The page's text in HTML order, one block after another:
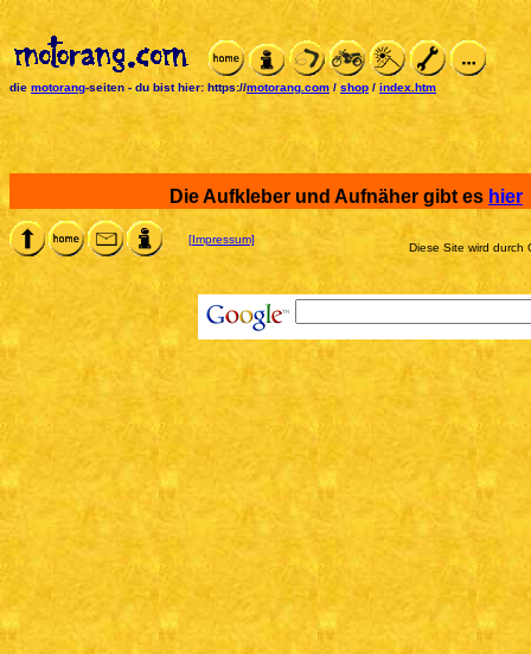
die motorang-seiten - du bist hier: https://motorang.com / shop / index.htm
Die Aufkleber und Aufnäher gibt es hier
[Impressum]
Diese Site wird durch